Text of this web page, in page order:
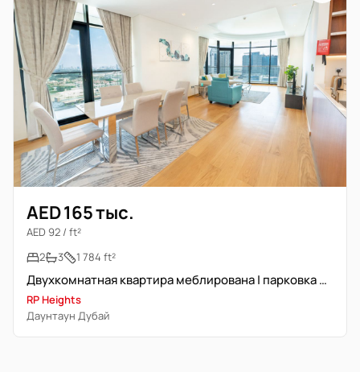
AED 165 тыс.
AED 92 / ft²
2
3 1 784 ft²
Двухкомнатная квартира меблирована | парковка не включена
RP Heights
Даунтаун Дубай